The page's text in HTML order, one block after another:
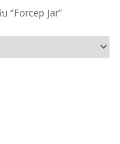
“Forcep Jar”